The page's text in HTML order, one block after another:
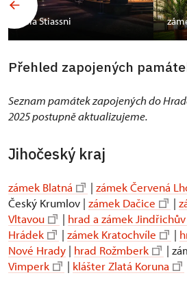
vila Stiassni
Přehled zapojených
Seznam památek zapojených do
2025 postupně aktualizujeme.
Jihočeský kraj
zámek Blatná | zámek Červená
Český Krumlov | zámek Dačice |
Vltavou
| hrad a zámek
Hrádek
| zámek Kratochvíle |
Nové Hrady | hrad Rožmberk |
Vimperk
| klášter Zlatá Koruna